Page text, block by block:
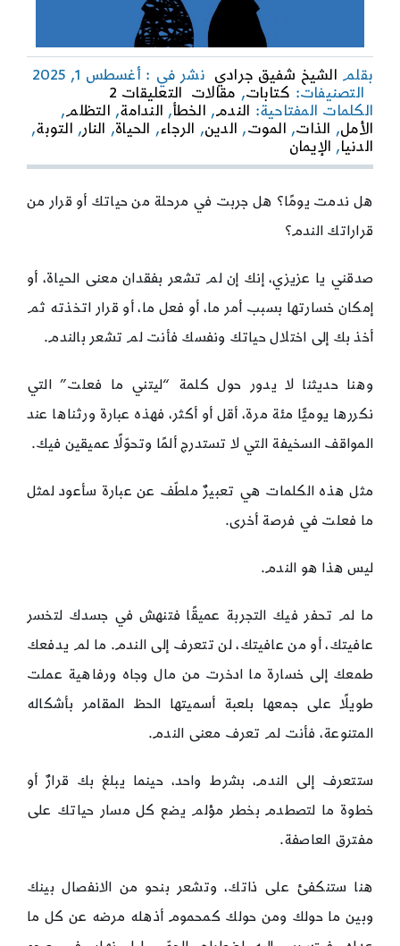
بقلم الشيخ شفيق جرادي نشر في : أغسطس 1, 2025
التصنيفات: كتابات, مقالات التعليقات 2
الندم
الكلمات المفتاحية: الندم, الخطأ, الندامة, التظلم,
الأمل, الذات, الموت, الدين, الرجاء, الحياة, النار, التوبة,
الدنيا, الإيمان
هل ندمت يومًا؟ هل جربت في مرحلة من حياتك أو قرار من
قراراتك الندم؟
صدقني يا عزيزي، إنك إن لم تشعر بفقدان معنى الحياة، أو
إمكان خسارتها بسبب أمر ما، أو فعل ما، أو قرار اتخذته ثم
أخذ بك إلى اختلال حياتك ونفسك فأنت لم تشعر بالندم.
وهنا حديثنا لا يدور حول كلمة “ليتني ما فعلت” التي
نكررها يوميًّا مئة مرة، أقل أو أكثر، فهذه عبارة ورثناها عند
المواقف السخيفة التي لا تستدرج ألمًا وتحوّلًا عميقين فيك.
مثل هذه الكلمات هي تعبيرٌ ملطّف عن عبارة سأعود لمثل
ما فعلت في فرصة أخرى.
ليس هذا هو الندم.
ما لم تحفر فيك التجربة عميقًا فتنهش في جسدك لتخسر
عافيتك، أو من عافيتك، لن تتعرف إلى الندم. ما لم يدفعك
طمعك إلى خسارة ما ادخرت من مال وجاه ورفاهية عملت
طويلًا على جمعها بلعبة أسميتها الحظ المقامر بأشكاله
المتنوعة، فأنت لم تعرف معنى الندم.
ستتعرف إلى الندم، بشرط واحد، حينما يبلغ بك قرارٌ أو
خطوة ما لتصطدم بخطر مؤلم يضع كل مسار حياتك على
مفترق العاصفة.
هنا ستنكفئ على ذاتك، وتشعر بنحو من الانفصال بينك
وبين ما حولك ومن حولك كمحموم أذهله مرضه عن كل ما